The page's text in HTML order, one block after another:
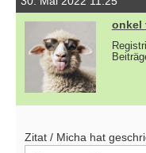
onkel
Zitat / Micha hat